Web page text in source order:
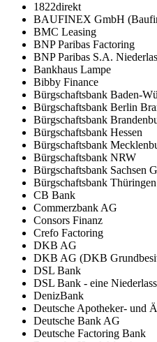
1822direkt
BAUFINEX GmbH
BMC Leasing
BNP Paribas Factoring
BNP Paribas S.A.
Bankhaus Lampe
Bibby Finance
Bürgschaftsbank Baden-
Bürgschaftsbank Berlin
Bürgschaftsbank
Bürgschaftsbank Hessen
Bürgschaftsbank
Bürgschaftsbank NRW
Bürgschaftsbank Sachsen
Bürgschaftsbank Thüringen
CB Bank
Commerzbank AG
Consors Finanz
Crefo Factoring
DKB AG
DKB AG (DKB
DSL Bank
DSL Bank - eine
DenizBank
Deutsche Apotheker- und
Deutsche Bank AG
Deutsche Factoring Bank